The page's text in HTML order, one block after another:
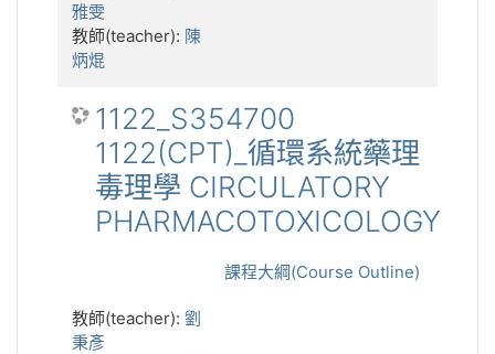
雅雯
教師(teacher): 陳
炳焜
1122_S354700
1122(CPT)_循環系統藥理
毒理學 CIRCULATORY
PHARMACOTOXICOLOGY
課程大綱(Course Outline)
教師(teacher): 劉
秉彥